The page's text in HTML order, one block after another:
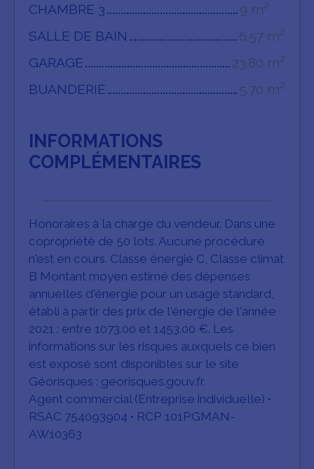
CHAMBRE 3
9 m²
SALLE DE BAIN
6.57 m²
GARAGE
23.80 m²
BUANDERIE
5.70 m²
INFORMATIONS
COMPLÉMENTAIRES
Honoraires à la charge du vendeur. Dans une
copropriété de 50 lots. Aucune procédure
n'est en cours. Classe énergie C, Classe climat
B Montant moyen estimé des dépenses
annuelles d'énergie pour un usage standard,
établi à partir des prix de l'énergie de l'année
2021 : entre 1073.00 et 1453.00 €. Les
informations sur les risques auxquels ce bien
est exposé sont disponibles sur le site
Géorisques : georisques.gouv.fr.
Agent commercial (Entreprise individuelle) •
RSAC 754093904 • RCP 101PGMAN-
AW10363